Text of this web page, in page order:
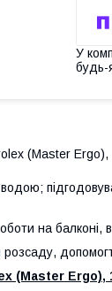
У
будь-
(Master
на балконі,
(Master Ergo),